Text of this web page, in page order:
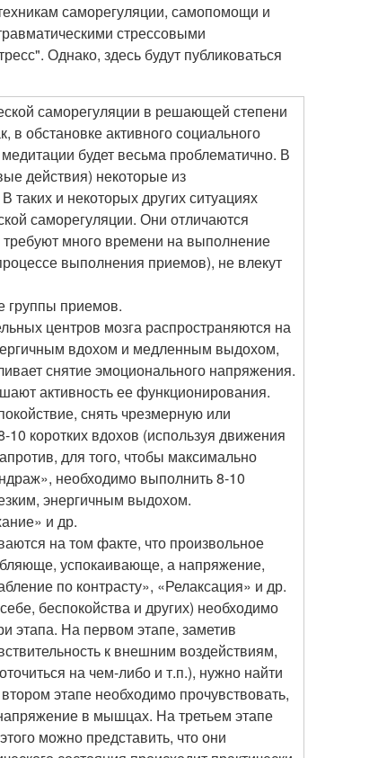
саморегуляции, самопомощи и
стрессовыми
Однако, здесь будут публиковаться
саморегуляции в решающей степени
в обстановке активного социального
будет весьма проблематично. В
действия) некоторые из
и некоторых других ситуациях
саморегуляции. Они отличаются
много времени на выполнение
выполнения приемов), не влекут
группы приемов.
центров мозга распространяются на
вдохом и медленным выдохом,
снятие эмоционального напряжения.
активность ее функционирования.
снять чрезмерную или
коротких вдохов (используя движения
для того, чтобы максимально
необходимо выполнить 8-10
энергичным выдохом.
и др.
на том факте, что произвольное
успокаивающе, а напряжение,
по контрасту», «Релаксация» и др.
беспокойства и других) необходимо
этапа. На первом этапе, заметив
к внешним воздействиям,
на чем-либо и т.п.), нужно найти
этапе необходимо прочувствовать,
в мышцах. На третьем этапе
можно представить, что они